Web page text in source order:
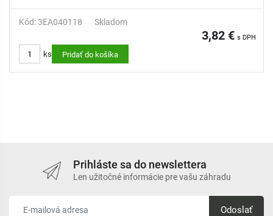
Kód: 3EA040118 Skladom
3,82 € s DPH
ks Pridať do košíka
Prihláste sa do newslettera
Len užitočné informácie pre vašu záhradu
Odoslať